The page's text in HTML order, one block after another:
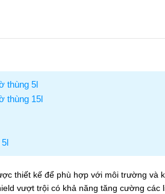
thùng 5l
thùng 15l
thiết kế để phù hợp với môi trường và
vượt trội có khả năng tăng cường